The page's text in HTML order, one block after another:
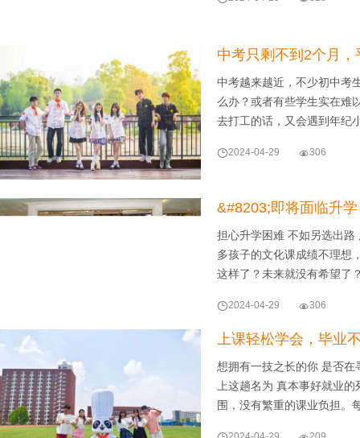
中考只剩不到2个月
中考越来越近，不少初中考
么办？或者有些学生实在难
去打工的话，又会遇到年
2024-04-29 306
&#8203;即将面临升
担心升学困难 不如另选出
多孩子的文化课成绩不理想
这样了？未来就没有希望
2024-04-29 306
上课轻松学会，毕业
想拥有一技之长的你 是否
上这趟名为 真本事好就业
围，没有繁重的课业负担